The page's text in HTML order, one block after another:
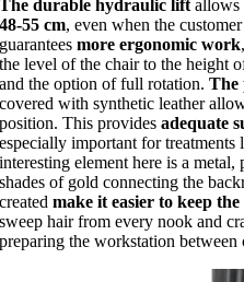
The durable hydraulic liftallows
48-55 cm, even when the
guaranteesmore ergonomic work
the level of the chair to the height
and the option of full rotation.The
covered with synthetic leather
position. This providesadequate
especially important for
interesting element here is a
shades of gold connecting the
createdmake it easier to keep the
sweep hair from every nook and
preparing the workstation between